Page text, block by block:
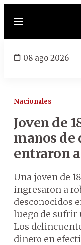
Menú
08 ago 2026
Nacionales
Joven de
manos de
entraron a
Una joven de
ingresaron a
desconocidos
luego de sufrir
Los
dinero en